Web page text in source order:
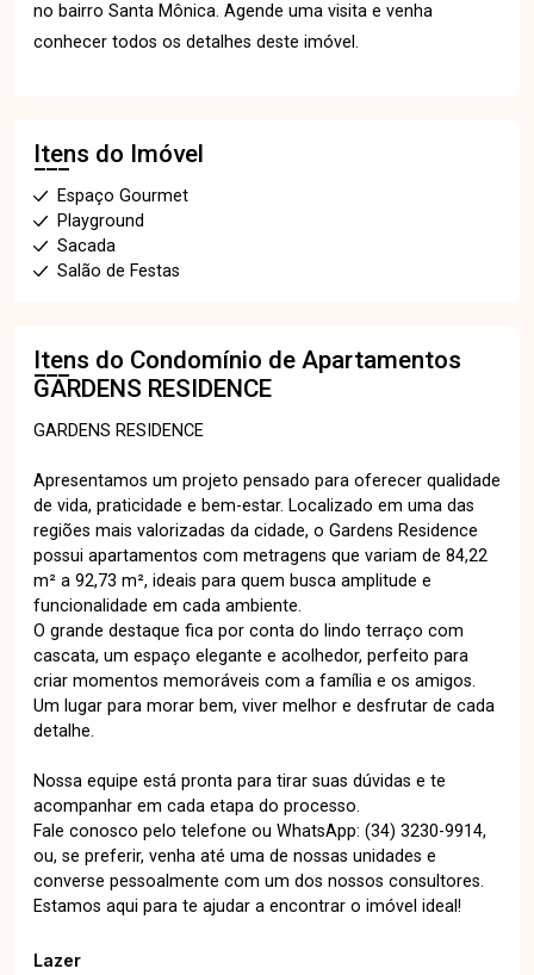
no bairro Santa Mônica. Agende uma visita e venha
conhecer todos os detalhes deste imóvel.
Itens do Imóvel
Espaço Gourmet
Playground
Sacada
Salão de Festas
Itens do Condomínio de Apartamentos
GARDENS RESIDENCE
GARDENS RESIDENCE
Apresentamos um projeto pensado para oferecer qualidade
de vida, praticidade e bem-estar. Localizado em uma das
regiões mais valorizadas da cidade, o Gardens Residence
possui apartamentos com metragens que variam de 84,22
m² a 92,73 m², ideais para quem busca amplitude e
funcionalidade em cada ambiente.
O grande destaque fica por conta do lindo terraço com
cascata, um espaço elegante e acolhedor, perfeito para
criar momentos memoráveis com a família e os amigos.
Um lugar para morar bem, viver melhor e desfrutar de cada
detalhe.
Nossa equipe está pronta para tirar suas dúvidas e te
acompanhar em cada etapa do processo.
Fale conosco pelo telefone ou WhatsApp: (34) 3230-9914,
ou, se preferir, venha até uma de nossas unidades e
converse pessoalmente com um dos nossos consultores.
Estamos aqui para te ajudar a encontrar o imóvel ideal!
Lazer